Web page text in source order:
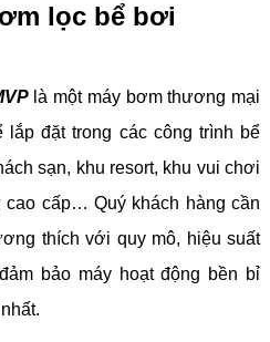
lọc bể bơi
là một máy bơm thương mại
đặt trong các công trình bể
sạn, khu resort, khu vui chơi
cấp… Quý khách hàng cần
thích với quy mô, hiệu suất
bảo máy hoạt động bền bỉ